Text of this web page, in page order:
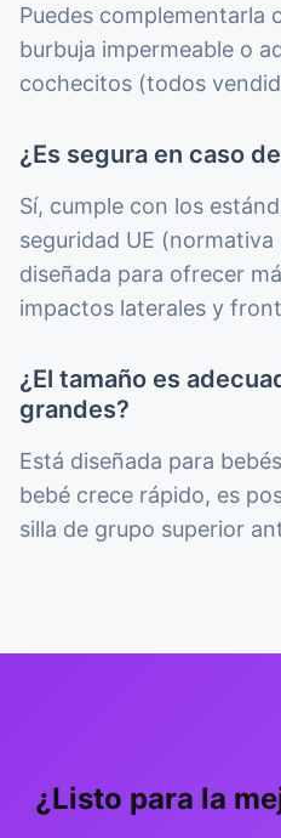
Puedes complementarla
burbuja impermeable o
cochecitos (todos
¿Es segura en caso
Sí, cumple con los
seguridad UE (normativa
diseñada para ofrecer
impactos laterales y
¿El tamaño es
grandes?
Está diseñada para
bebé crece rápido, es
silla de grupo superior
¿Listo para la